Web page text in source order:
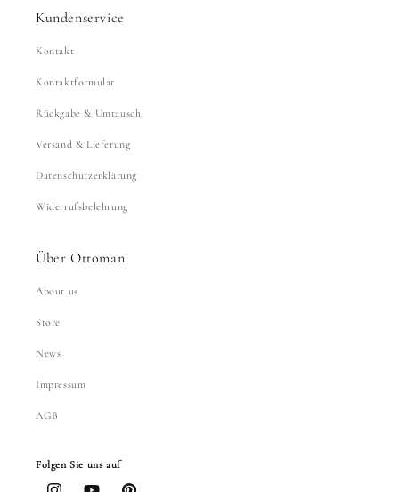
Kundenservice
Kontakt
Kontaktformular
Rückgabe & Umtausch
Versand & Lieferung
Datenschutzerklärung
Widerrufsbelehrung
Über Ottoman
About us
Store
News
Impressum
AGB
Folgen Sie uns auf